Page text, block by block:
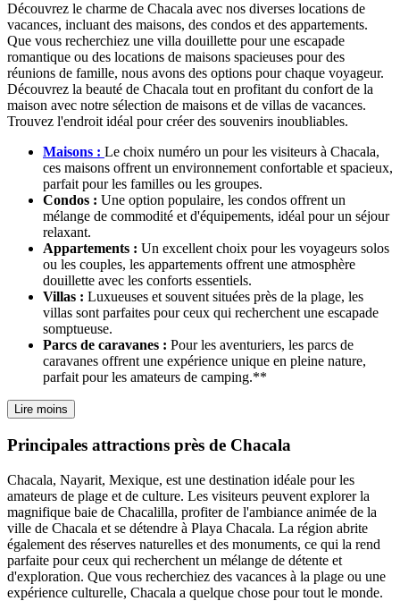
Découvrez le charme de Chacala avec nos diverses locations de
vacances, incluant des maisons, des condos et des appartements.
Que vous recherchiez une villa douillette pour une escapade
romantique ou des locations de maisons spacieuses pour des
réunions de famille, nous avons des options pour chaque voyageur.
Découvrez la beauté de Chacala tout en profitant du confort de la
maison avec notre sélection de maisons et de villas de vacances.
Trouvez l'endroit idéal pour créer des souvenirs inoubliables.
Maisons : Le choix numéro un pour les visiteurs à Chacala,
ces maisons offrent un environnement confortable et spacieux,
parfait pour les familles ou les groupes.
Condos : Une option populaire, les condos offrent un
mélange de commodité et d'équipements, idéal pour un séjour
relaxant.
Appartements : Un excellent choix pour les voyageurs solos
ou les couples, les appartements offrent une atmosphère
douillette avec les conforts essentiels.
Villas : Luxueuses et souvent situées près de la plage, les
villas sont parfaites pour ceux qui recherchent une escapade
somptueuse.
Parcs de caravanes : Pour les aventuriers, les parcs de
caravanes offrent une expérience unique en pleine nature,
parfait pour les amateurs de camping.**
Lire moins
Principales attractions près de Chacala
Chacala, Nayarit, Mexique, est une destination idéale pour les
amateurs de plage et de culture. Les visiteurs peuvent explorer la
magnifique baie de Chacalilla, profiter de l'ambiance animée de la
ville de Chacala et se détendre à Playa Chacala. La région abrite
également des réserves naturelles et des monuments, ce qui la rend
parfaite pour ceux qui recherchent un mélange de détente et
d'exploration. Que vous recherchiez des vacances à la plage ou une
expérience culturelle, Chacala a quelque chose pour tout le monde.